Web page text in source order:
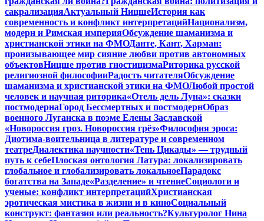
сакрализацияАктуальный НицшеИстория как
современность и конфликт интерпретацийНационализм,
модерн и Римская империяОбсуждение шаманизма и
христианской этики на ФМОДанте, Кант, Харман:
пронизывающее мир сияние любви против автономных
объектовНицше против гностицизмаРиторика русской
религиозной философииРадость читателяОбсуждение
шаманизма и христианской этики на ФМОЛюбой простой
человек и научная риторика«Отель дель Луна»: сказки
постмодернаГород Бессмертных и постмодернОбраз
военного Луганска в поэме Елены Заславской
«Новороссия гроз. Новороссия грёз»Философия эроса:
Диотима-воительница в литературе и современном
театреДиалектика научности«Тень Цикады» — трудный
путь к себеПлоская онтология Латура: локализировать
глобальное и глобализировать локальноеПарадокс
богатства на Западе«Разделение» и чтениеСоциологи и
ученые: конфликт интерпретацийХристианская
эротическая мистика в жизни и в киноСоциальный
конструкт: фантазия или реальность?Культуролог Нина